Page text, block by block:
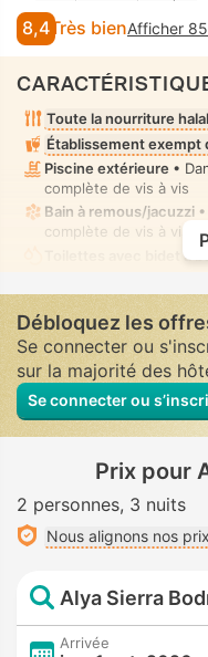
8,4 Très bienAfficher
Toute la nourriture halal
Établissement exempt
Piscine extérieure •
complète de vis à vis
Bain à remous/jacuzzi
complète de vis à vis
Toilettes avec bidet à
Débloquez les
Se connecter ou
sur la majorité des
Se connecter ou
Prix pour
2 personnes 3 nuits
Nous alignons nos prix
Alya Sierra
Arrivée